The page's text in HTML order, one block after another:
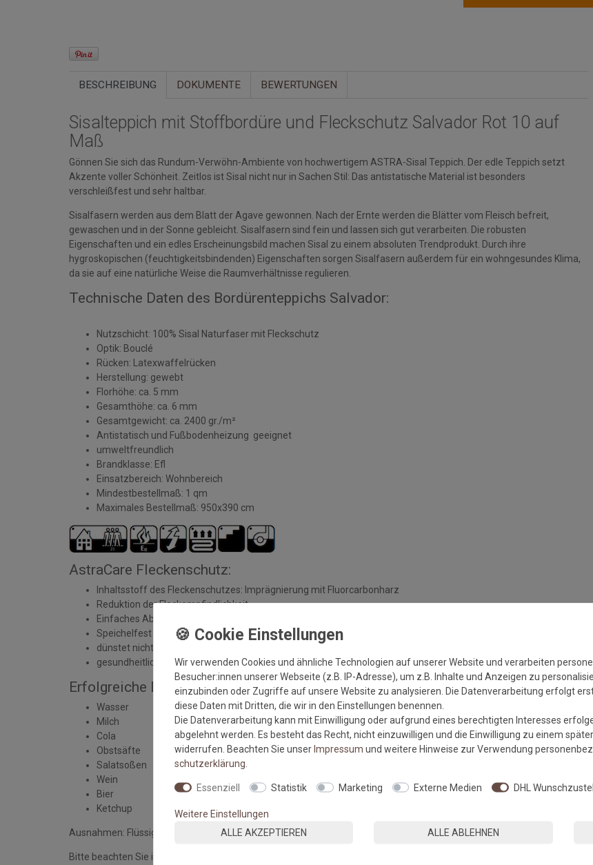
BESCHREIBUNG DOKUMENTE BEWERTUNGEN
Sisalteppich mit Stoffbordüre und Fleckschutz Salvador Rot 10 auf
Maß
Gönnen Sie sich das Rundum-Verwöhn-Ambiente von hochwertigem ASTRA-Sisal Teppich. Der edle Teppich setzt
Akzente voller Schönheit. Zeitlos ist Sisal nicht nur in Sachen Stil: Das antistatische Material ist besonders
verschleißfest und sehr haltbar.
Sisalfasern werden aus dem Blatt der Agave gewonnen. Nach der Ernte werden die Blätter vom Fleisch befreit,
gewaschen und in der Sonne gebleicht. Sisalfasern sind fein und lassen sich gut verarbeiten. Die robusten
Eigenschaften und ein edles Erscheinungsbild machen Sisal zu einem absoluten Trendprodukt. Durch ihre
hygroskopischen (feuchtigkeitsbindenden) Eigenschaften sorgen Sisalfasern außerdem für ein wohngesundes Klima,
da sie auf eine natürliche Weise die Raumverhältnisse regulieren.
Technische Daten des Bordürenteppichs Salvador:
Nutzschicht: 100% Sisal Naturfaser mit Fleckschutz
Optik: Bouclé
Rücken: Latexwaffelrücken
Herstellung: gewebt
Florhöhe: ca. 5 mm
Gesamthöhe: ca. 6 mm
Gesamtgewicht: ca. 2400 gr./m²
Antistatisch und Fußbodenheizung geeignet
umweltfreundlich
Brandklasse: Efl
Einsatzbereich: Wohnbereich
Mindestbestellmaß: 1 qm
Maximales Bestellmaß: 950x390 cm
AstraCare Fleckenschutz:
Inhaltsstoff des Fleckenschutzes: Imprägnierung mit Fluorcarbonharz
Reduktion der Fleckempfindlichkeit
Einfaches Abtupfen von Flüssigkeiten
Speichelfest
dünstet nicht aus
gesundheitliche Unbedenklichkeit geprüft und zertifiziert
Erfolgreiche Durchführung mit Tests:
Wasser
Milch
Cola
Obstsäfte
Salatsoßen
Wein
Bier
Ketchup
Ausnahmen: Flüssigkeiten über 60 Grad z.b. Wasser, Kaffee, Bratfett
Bitte beachten Sie immer die
Wir verwenden Cookies und ähnliche Technologien auf unserer Website und verarbeiten
Besucher:innen unserer Webseite (z.B. IP-Adresse), um z.B. Inhalte und Anzeigen zu
einzubinden oder Zugriffe auf unsere Website zu analysieren. Die Datenverarbeitung erfolgt
diese Daten mit Dritten, die wir in den Einstellungen benennen.
Die Datenverarbeitung kann mit Einwilligung oder aufgrund eines berechtigten Interesses
abgelehnt werden. Es besteht das Recht, nicht einzuwilligen und die Einwilligung zu einem
widerrufen. Beachten Sie unserImpressum und weitere Hinweise zur Verwendung
schutz­erklärung
Essenziell Statistik Marketing Externe Medien DHL
Weitere Einstellungen
ALLE AKZEPTIEREN
ALLE ABLEHNEN